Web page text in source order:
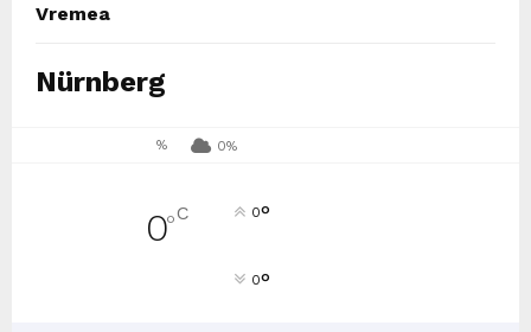
Vremea
Nürnberg
% 0%
0°C 0°
0°